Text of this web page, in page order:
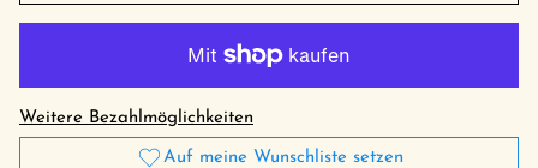
Weitere Bezahlmöglichkeiten
Auf meine Wunschliste setzen